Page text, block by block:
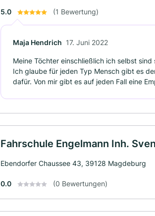
5.0 (1 Bewertung)
Maja Hendrich 17. Juni 2022
Meine Töchter einschließlich ich selbst
Ich glaube für jeden Typ Mensch gibt es
dafür. Von mir gibt es auf jeden Fall eine
Fahrschule Engelmann Inh.
Ebendorfer Chaussee 43, 39128 Magdeburg
0.0 (0 Bewertungen)